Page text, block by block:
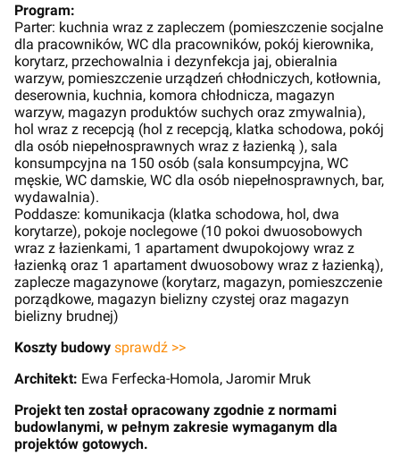
Program:
Parter: kuchnia wraz z zapleczem (pomieszczenie socjalne
dla pracowników, WC dla pracowników, pokój kierownika,
korytarz, przechowalnia i dezynfekcja jaj, obieralnia
warzyw, pomieszczenie urządzeń chłodniczych, kotłownia,
deserownia, kuchnia, komora chłodnicza, magazyn
warzyw, magazyn produktów suchych oraz zmywalnia),
hol wraz z recepcją (hol z recepcją, klatka schodowa, pokój
dla osób niepełnosprawnych wraz z łazienką ), sala
konsumpcyjna na 150 osób (sala konsumpcyjna, WC
męskie, WC damskie, WC dla osób niepełnosprawnych, bar,
wydawalnia).
Poddasze: komunikacja (klatka schodowa, hol, dwa
korytarze), pokoje noclegowe (10 pokoi dwuosobowych
wraz z łazienkami, 1 apartament dwupokojowy wraz z
łazienką oraz 1 apartament dwuosobowy wraz z łazienką),
zaplecze magazynowe (korytarz, magazyn, pomieszczenie
porządkowe, magazyn bielizny czystej oraz magazyn
bielizny brudnej)
Koszty budowy sprawdź >>
Architekt: Ewa Ferfecka-Homola, Jaromir Mruk
Projekt ten został opracowany zgodnie z normami
budowlanymi, w pełnym zakresie wymaganym dla
projektów gotowych.